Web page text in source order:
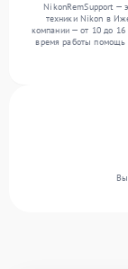
NikonRemSupport —
техники Nikon в
компании — от 10 до 16
время работы помощь
число ремонтов
устройств,